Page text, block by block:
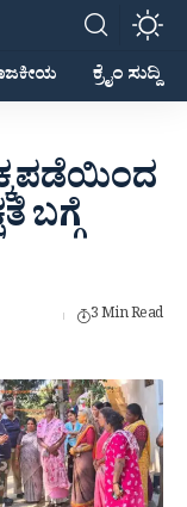
ಕ್ರೈಂ ಸುದ್ದಿ
ಬಗ್ಗೆ
3 Min Read